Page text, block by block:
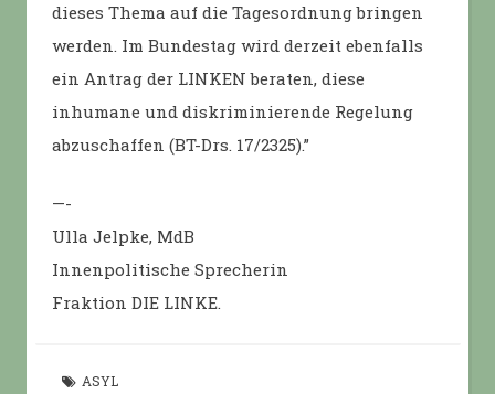
dieses Thema auf die Tagesordnung bringen
werden. Im Bundestag wird derzeit ebenfalls
ein Antrag der LINKEN beraten, diese
inhumane und diskriminierende Regelung
abzuschaffen (BT-Drs. 17/2325).”
—-
Ulla Jelpke, MdB
Innenpolitische Sprecherin
Fraktion DIE LINKE.
ASYL